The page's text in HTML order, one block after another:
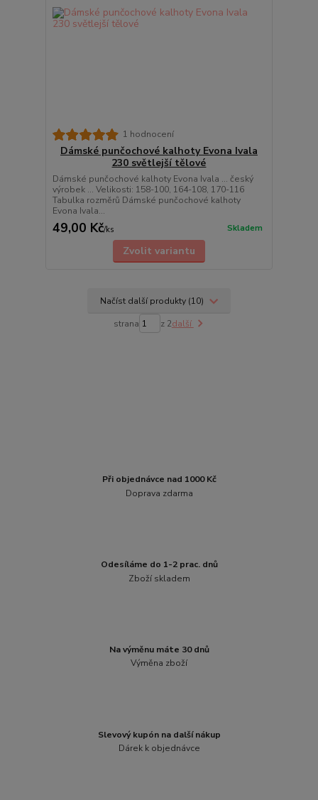
1 hodnocení
Dámské punčochové kalhoty Evona Ivala
230 světlejší tělové
Dámské punčochové kalhoty Evona Ivala ... český
výrobek ... Velikosti: 158-100, 164-108, 170-116
Tabulka rozměrů Dámské punčochové kalhoty
Evona Ivala...
49,00 Kč/ks Skladem
Zvolit variantu
Načíst další produkty (10)
strana z 2další
Při objednávce nad 1000 Kč
Doprava zdarma
Odesíláme do 1-2 prac. dnů
Zboží skladem
Na výměnu máte 30 dnů
Výměna zboží
Slevový kupón na další nákup
Dárek k objednávce